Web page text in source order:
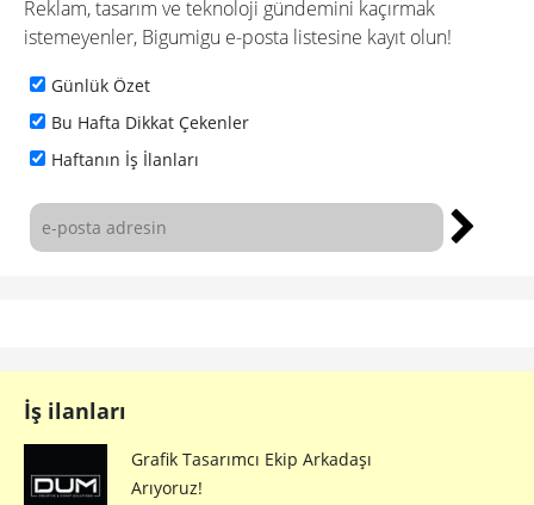
Reklam, tasarım ve teknoloji gündemini kaçırmak
istemeyenler, Bigumigu e-posta listesine kayıt olun!
Günlük Özet
Bu Hafta Dikkat Çekenler
Haftanın İş İlanları
İş ilanları
Grafik Tasarımcı Ekip Arkadaşı
Arıyoruz!